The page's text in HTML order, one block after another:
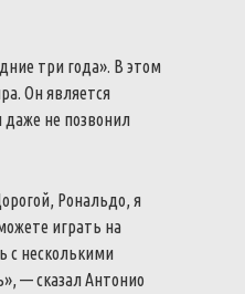
три года». В этом
Он является
не позвонил
Рональдо, я
играть на
с несколькими
— сказал Антонио